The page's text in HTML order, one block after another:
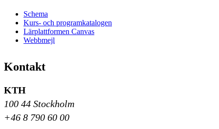
Schema
Kurs- och programkatalogen
Lärplattformen Canvas
Webbmejl
Kontakt
KTH
100 44 Stockholm
+46 8 790 60 00